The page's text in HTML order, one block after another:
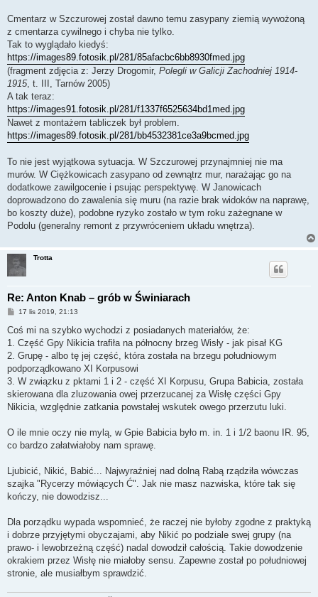
Cmentarz w Szczurowej został dawno temu zasypany ziemią wywożoną
z cmentarza cywilnego i chyba nie tylko.
Tak to wyglądało kiedyś:
https://images89.fotosik.pl/281/85afacbc6bb8930fmed.jpg
(fragment zdjęcia z: Jerzy Drogomir, Polegli w Galicji Zachodniej 1914-
1915, t. III, Tarnów 2005)
A tak teraz:
https://images91.fotosik.pl/281/f1337f6525634bd1med.jpg
Nawet z montażem tabliczek był problem.
https://images89.fotosik.pl/281/bb4532381ce3a9bcmed.jpg
To nie jest wyjątkowa sytuacja. W Szczurowej przynajmniej nie ma
murów. W Ciężkowicach zasypano od zewnątrz mur, narażając go na
dodatkowe zawilgocenie i psując perspektywę. W Janowicach
doprowadzono do zawalenia się muru (na razie brak widoków na naprawę,
bo koszty duże), podobne ryzyko zostało w tym roku zażegnane w
Podolu (generalny remont z przywróceniem układu wnętrza).
Trotta
Re: Anton Knab – grób w Świniarach
P
s
17 lis 2019, 21:13
Coś mi na szybko wychodzi z posiadanych materiałów, że:
1. Część Gpy Nikicia trafiła na północny brzeg Wisły - jak pisał KG
2. Grupę - albo tę jej część, która została na brzegu południowym
podporządkowano XI Korpusowi
3. W związku z pktami 1 i 2 - część XI Korpusu, Grupa Babicia, została
skierowana dla zluzowania owej przerzucanej za Wisłę części Gpy
Nikicia, względnie zatkania powstałej wskutek owego przerzutu luki.
O ile mnie oczy nie mylą, w Gpie Babicia było m. in. 1 i 1/2 baonu IR. 95,
co bardzo załatwiałoby nam sprawę.
Ljubicić, Nikić, Babić... Najwyraźniej nad dolną Rabą rządziła wówczas
szajka "Rycerzy mówiących Ć". Jak nie masz nazwiska, które tak się
kończy, nie dowodzisz...
Dla porządku wypada wspomnieć, że raczej nie byłoby zgodne z praktyką
i dobrze przyjętymi obyczajami, aby Nikić po podziale swej grupy (na
prawo- i lewobrzeżną część) nadal dowodził całością. Takie dowodzenie
okrakiem przez Wisłę nie miałoby sensu. Zapewne został po południowej
stronie, ale musiałbym sprawdzić.